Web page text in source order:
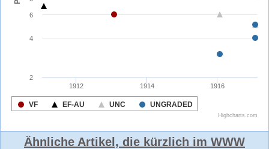
Ähnliche Artikel, die kürzlich im WWW